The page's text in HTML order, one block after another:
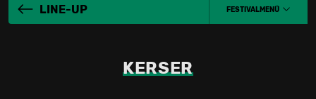
LINE-UP FESTIVALMENÜ
KERSER